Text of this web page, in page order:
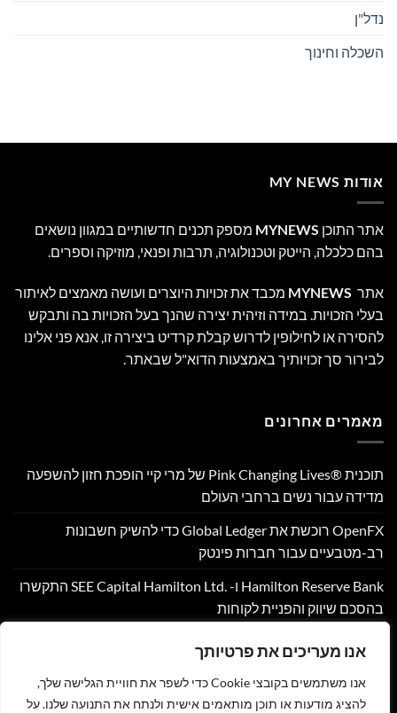
אנו מעריכים את פרטיותך
אנו משתמשים בקובצי Cookie כדי לשפר את חוויית הגלישה שלך,
להציג מודעות או תוכן מותאמים אישית ולנתח את התנועה שלנו. על
נדל"ן
השכלה וחינוך
אודות MY NEWS
אתר התוכן MYNEWS מספק תכנים חדשותיים במגוון נושאים
בהם כלכלה, הייטק וטכנולוגיה, תרבות ופנאי, מוזיקה וספרים.
אתר MYNEWS מכבד את זכויות היוצרים ועושה מאמצים לאיתור
בעלי הזכויות. במידה וזיהית יצירה שהנך בעל הזכויות בה ותבקש
להסירה או לחילופין לדרוש קבלת קרדיט ביצירה זו, אנא פני אלינו
לבירור סך זכויותיך באמצעות הדוא"ל שבאתר.
מאמרים אחרונים
תוכנית Pink Changing Lives®‎ של מרי קיי הופכת חזון להשפעה
מדידה עבור נשים ברחבי העולם
OpenFX רוכשת את Global Ledger כדי להשיק חשבונות
רב-מטבעיים עבור חברות פינטק
Hamilton Reserve Bank ו- SEE Capital Hamilton Ltd.‎ התקשרו
בהסכם שיווק והפניית לקוחות
Corpay Cross-Border מונתה לשותפת המט"ח הרשמית של
Ultimate Sevens